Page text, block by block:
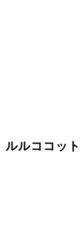
ルルココッ